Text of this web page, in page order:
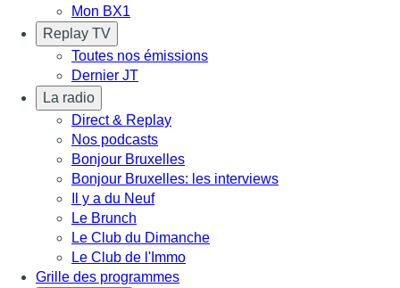
Mon BX1
Replay TV
Toutes nos émissions
Dernier JT
La radio
Direct & Replay
Nos podcasts
Bonjour Bruxelles
Bonjour Bruxelles: les interviews
Il y a du Neuf
Le Brunch
Le Club du Dimanche
Le Club de l'Immo
Grille des programmes